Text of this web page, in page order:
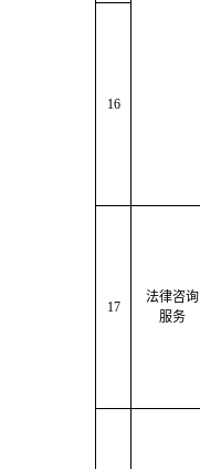
16
17
法律咨询
服务